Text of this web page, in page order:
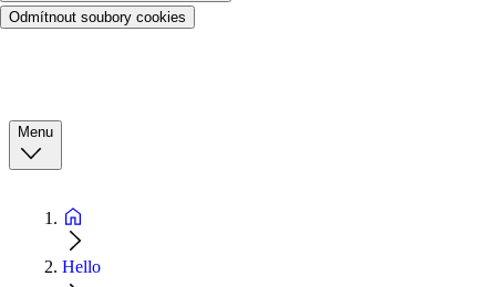
Odmítnout soubory cookies
Menu
Hello